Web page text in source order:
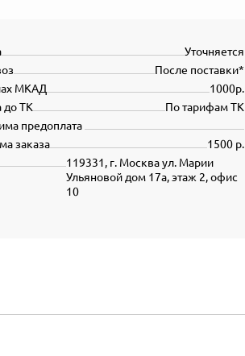
Уточняется
После поставки*
1000р.
МКАД
По тарифам ТК
до ТК
предоплата
1500 р.
заказа
119331, г. Москва ул. Марии
Ульяновой дом 17а, этаж 2, офис
10